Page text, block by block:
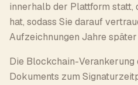
innerhalb der Plattform statt,
hat, sodass Sie darauf
Aufzeichnungen Jahre
Die Blockchain-Verankerung
Dokuments zum